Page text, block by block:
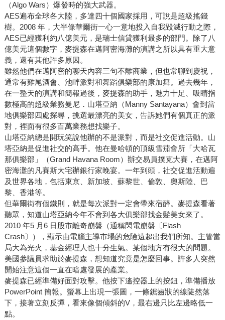
（Algo Wars）爆發時的強大武器。
AES遍布全球各大陸，多達四十個國家採用，可說是超級搖錢
樹。2008 年，大半條華爾街一心一意地投入自我毀滅行動之際，
AES已經獲利約八億美元，是瑞士信貸獲利最多的部門。除了八
億美元這個數字，麥提森在邁阿密海灘的演講之所以具有重大意
義，還有其他許多原因。
雖然他們在邁阿密的聊天內容三句不離商業，但也常聊到慶祝，
通常有雞尾酒會、池畔派對和舞蹈俱樂部的康加舞。過去幾年，
在一整天的演講和簡報過後，麥提森的助手，魅力十足、吸睛指
數極高的超級業務曼尼．山塔亞納（Manny Santayana）會到當
地俱樂部四處探尋，挑選最漂亮的美女，告訴她們有個真正的派
對，裡面有很多百萬業務想找樂子。
山塔亞納總是開玩笑說他辦的不是派對，而是社交促進活動。山
塔亞納是促進社交的高手。他在曼哈頓的頂級雪茄會所「大哈瓦
那俱樂部」（Grand Havana Room）辦交易員撲克大賽，在邁阿
密海灘的凡賽斯大宅辦銀行家晚宴。一年到頭，社交促進活動遍
及世界各地，包括東京、新加坡、蘇黎世、倫敦、奧斯陸、巴
黎、香港等。
但華爾街有個鐵則，就是每次派對一定會帶來宿醉。麥提森看著
聽眾，知道山塔亞納今年不會到各大俱樂部找金髮美女來了。
2010 年5 月6 日股市離奇崩盤（通稱閃電崩盤〔Flash
Crash〕），顯示由電腦主導市場的危險遠超出我們所知。主管當
局大為光火，基金經理人也十分生氣。某個地方有很大的問題。
美國參議員求助於麥提森，想知道究竟是怎麼回事。許多人突然
開始注意這個一直在暗處發展的產業。
麥提森已經準備好面對攻擊。他按下遙控器上的按鈕，準備播放
PowerPoint 簡報。螢幕上出現一張圖，一條鋸齒狀的線陡然落
下，接著立刻反彈，看來像個傾斜的V，最右邊只比左邊略低一
點。